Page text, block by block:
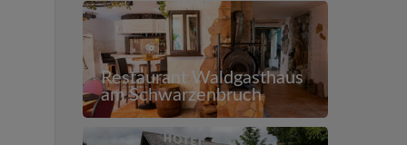
Restaurant Waldgasthaus
am Schwarzenbruch